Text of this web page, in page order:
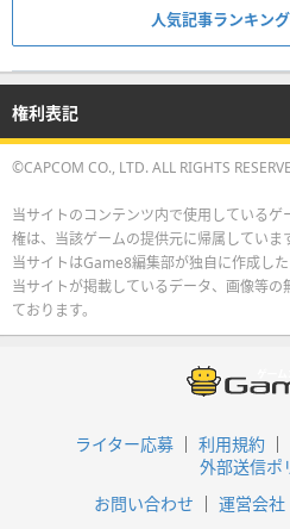
人気記事ランキン
権利表記
©CAPCOM CO., LTD. ALL RIGHTS
当サイトのコンテンツ内で使用している
権は、当該ゲームの提供元に帰属していま
当サイトはGame8編集部が独自に作成し
当サイトが掲載しているデータ、画像等
ております。
ライター応募 利用規約
外部送信ポ
お問い合わせ
運営会社